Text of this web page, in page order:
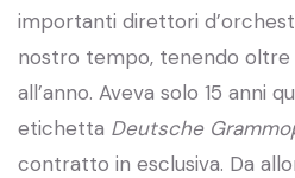
importanti direttori
nostro tempo, tenendo
all’anno. Aveva solo 15 anni
etichetta Deutsche
contratto in esclusiva. Da